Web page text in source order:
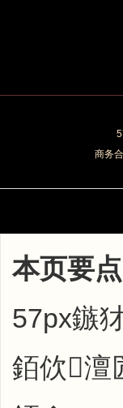
商务
本页要点
57px鏃
銆佽澶